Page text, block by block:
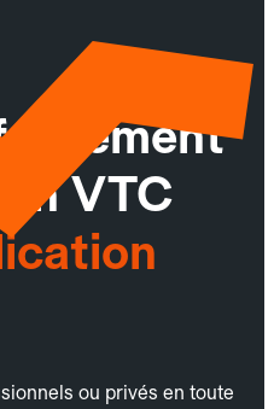
un VTC
ou privés en toute